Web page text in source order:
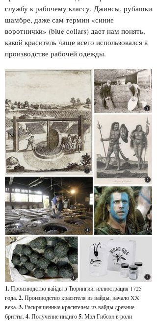
службу к рабочему классу. Джинсы, рубашки
шамбре, даже сам термин «синие
воротнички» (blue collars) дает нам понять,
какой краситель чаще всего использовался в
производстве рабочей одежды.
1.Производство вайды в Тюрингии, иллюстрация 1725
года . 2.Производство красителя из вайды, начало XX
века. 3.Раскрашенные красителем из вайды древние
бритты. 4.Получение индиго5.Мэл Гибсон в роли